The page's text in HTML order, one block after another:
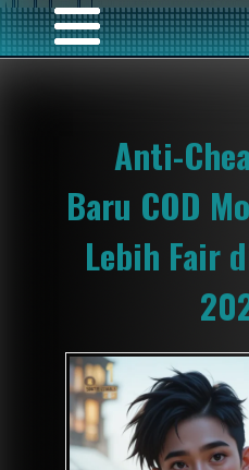
Anti-
Baru COD
Lebih Fair